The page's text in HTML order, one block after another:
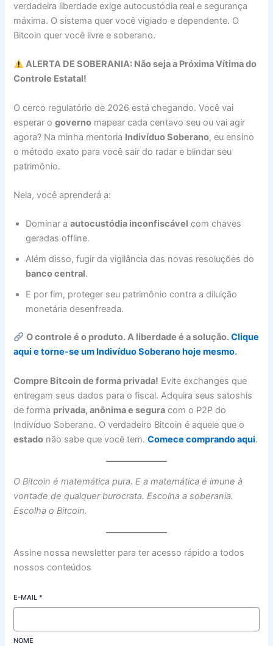
verdadeira liberdade exige autocustódia real e segurança
máxima. O sistema quer você vigiado e dependente. O
Bitcoin quer você livre e soberano.
ALERTA DE SOBERANIA: Não seja a Próxima Vítima do
Controle Estatal!
O cerco regulatório de 2026 está chegando. Você vai
esperar ogoverno mapear cada centavo seu ou vai agir
agora? Na minha mentoria Indivíduo Soberano, eu ensino
o método exato para você sair do radar e blindar seu
patrimônio.
Nela, você aprenderá a:
Dominar aautocustódia inconfiscável com chaves
geradas offline.
Além disso, fugir da vigilância das novas resoluções do
banco central.
E por fim, proteger seu patrimônio contra a diluição
monetária desenfreada.
O controle é o produto. A liberdade é a solução.Clique
aqui e torne-se um Indivíduo Soberano hoje mesmo.
Compre Bitcoin de forma privada! Evite exchanges que
entregam seus dados para o fiscal. Adquira seus satoshis
de forma privada, anônima e segura com o P2P do
Indivíduo Soberano. O verdadeiro Bitcoin é aquele que o
estado não sabe que você tem.Comece comprando aqui.
O Bitcoin é matemática pura. E a matemática é imune à
vontade de qualquer burocrata. Escolha a soberania.
Escolha o Bitcoin.
Assine nossa newsletter para ter acesso rápido a todos
nossos conteúdos
E-MAIL *
NOME